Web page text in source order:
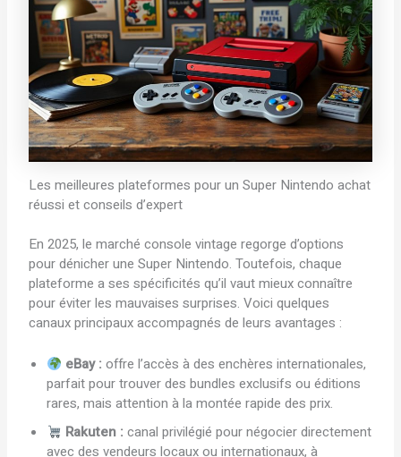
Les meilleures plateformes pour un Super Nintendo achat
réussi et conseils d’expert
En 2025, le marché console vintage regorge d’options
pour dénicher une Super Nintendo. Toutefois, chaque
plateforme a ses spécificités qu’il vaut mieux connaître
pour éviter les mauvaises surprises. Voici quelques
canaux principaux accompagnés de leurs avantages :
eBay : offre l’accès à des enchères internationales,
parfait pour trouver des bundles exclusifs ou éditions
rares, mais attention à la montée rapide des prix.
Rakuten : canal privilégié pour négocier directement
avec des vendeurs locaux ou internationaux, à